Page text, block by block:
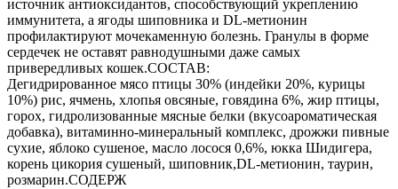
источник антиоксидантов, способствующий укреплению
иммунитета, а ягоды шиповника и DL-метионин
профилактируют мочекаменную болезнь. Гранулы в форме
сердечек не оставят равнодушными даже самых
привередливых кошек.СОСТАВ:
Дегидрированное мясо птицы 30% (индейки 20%, курицы
10%) рис, ячмень, хлопья овсяные, говядина 6%, жир птицы,
горох, гидролизованные мясные белки (вкусоароматическая
добавка), витаминно-минеральный комплекс, дрожжи пивные
сухие, яблоко сушеное, масло лосося 0,6%, юкка Шидигера,
корень цикория сушеный, шиповник,DL-метионин, таурин,
розмарин.СОДЕРЖ